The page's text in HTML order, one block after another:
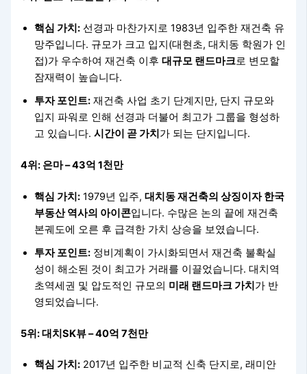
핵심 가치: 선경과 마찬가지로 1983년 입주한 재건축 유
망주입니다. 규모가 크고 입지(대현초, 대치동 학원가 인
접)가 우수하여 재건축 이후대규모 랜드마크로 변모할
잠재력이 높습니다.
투자 포인트: 재건축 사업 초기 단계지만, 단지 규모와
입지 파워로 인해 선경과 더불어 최고가 그룹을 형성하
고 있습니다.시간이 곧 가치가 되는 단지입니다.
4위: 은마 – 43억 1천만
핵심 가치: 1979년 입주,대치동 재건축의 상징이자 한국
부동산 역사의 아이콘입니다. 수많은 논의 끝에 재건축
본궤도에 오른 후 급격한 가치 상승을 보였습니다.
투자 포인트: 정비계획이 가시화되면서 재건축 불확실
성이 해소된 것이 최고가 거래를 이끌었습니다. 대치역
초역세권 및 압도적인 규모의 미래 랜드마크 가치가 반
영되었습니다.
5위: 대치SK뷰 – 40억 7천만
핵심 가치: 2017년 입주한 비교적 신축 단지로, 래미안